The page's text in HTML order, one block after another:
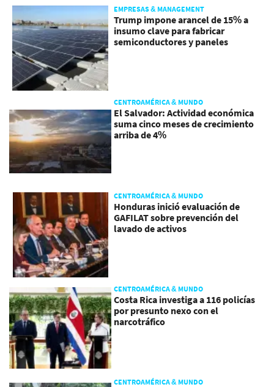
EMPRESAS & MANAGEMENT
Trump impone arancel de 15% a
insumo clave para fabricar
semiconductores y paneles
CENTROAMÉRICA & MUNDO
El Salvador: Actividad económica
suma cinco meses de crecimiento
arriba de 4%
CENTROAMÉRICA & MUNDO
Honduras inició evaluación de
GAFILAT sobre prevención del
lavado de activos
CENTROAMÉRICA & MUNDO
Costa Rica investiga a 116 policías
por presunto nexo con el
narcotráfico
CENTROAMÉRICA & MUNDO